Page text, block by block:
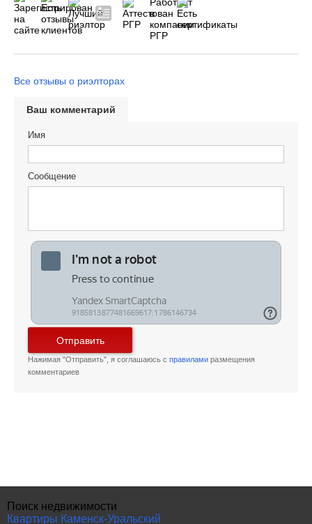
Все отзывы о риэлторах
Ваш комментарий
Имя
Сообщение
Отправить
Нажимая "Отправить", я соглашаюсь с правилами размещения
комментариев
Поиск недвижимости
Квартиры Каменск-Уральский